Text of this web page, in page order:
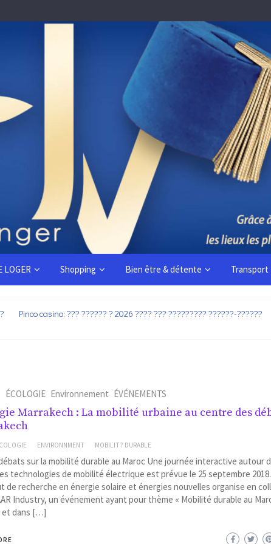
LOGER Shopping Bien être & détente Transport
Pinco casino: ??? ?????? ? 2026 ???? ??? ????????? ??????-??????
ÉCOLOGIE Environnement ÉVÉNEMENTS
Marrakech : La mobilité urbaine au centre des
ENVIRONNMENT MOBILIT? DURABLE
sur la mobilité durable au Maroc Une journée interactive autour
technologies de mobilité électrique est prévue le 25 septembre
de recherche en énergie solaire et énergies nouvelles organise en
Industry, un événement ayant pour thème « Mobilité durable au
et dans […]